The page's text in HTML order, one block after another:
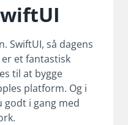
SwiftUI, så dagens
er et fantastisk
til at bygge
platform. Og i
godt i gang med